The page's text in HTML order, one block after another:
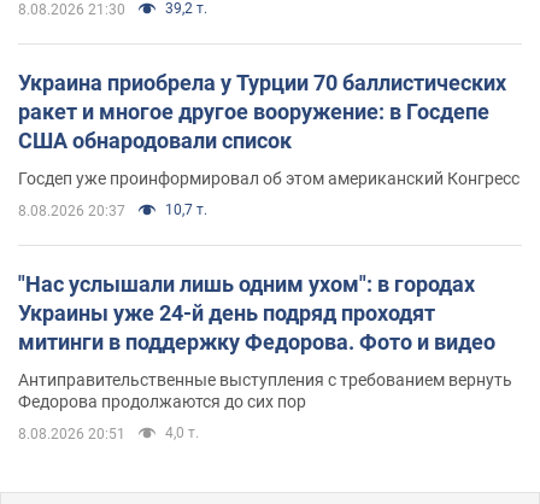
8.08.2026 21:30 39,2 т.
Украина приобрела у Турции 70 баллистических
ракет и многое другое вооружение: в Госдепе
США обнародовали список
Госдеп уже проинформировал об этом американский Конгресс
8.08.2026 20:37 10,7 т.
"Нас услышали лишь одним ухом": в городах
Украины уже 24-й день подряд проходят
митинги в поддержку Федорова. Фото и видео
Антиправительственные выступления с требованием вернуть
Федорова продолжаются до сих пор
8.08.2026 20:51 4,0 т.